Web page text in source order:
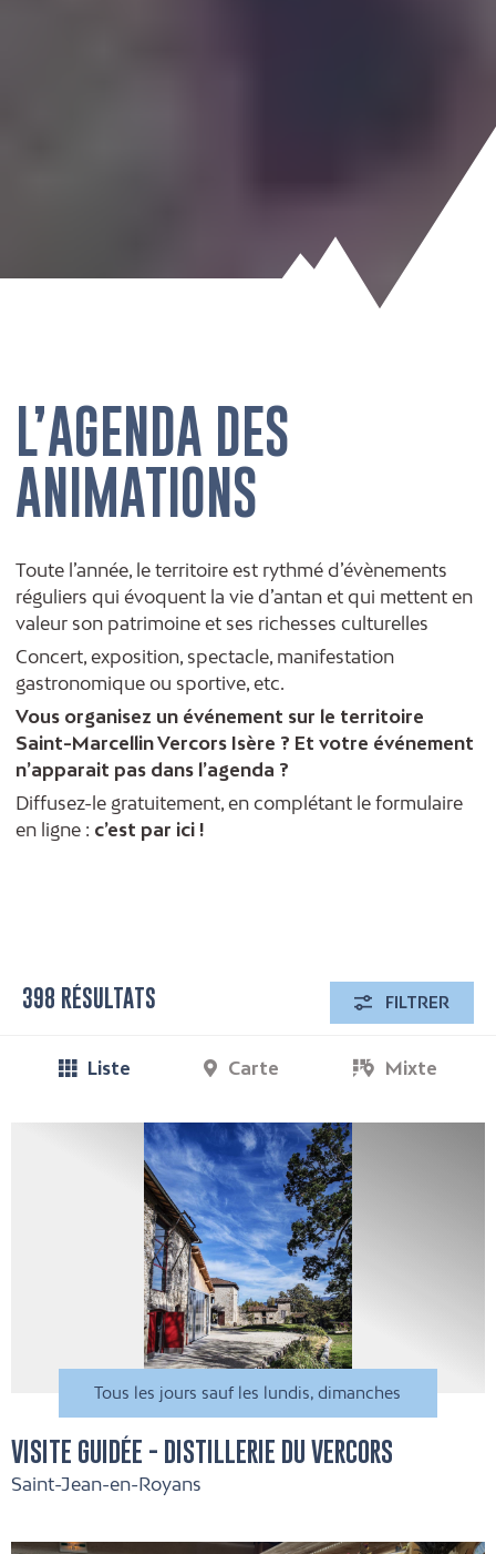
L’AGENDA DES
ANIMATIONS
Toute l’année, le territoire est rythmé d’évènements
réguliers qui évoquent la vie d’antan et qui mettent en
valeur son patrimoine et ses richesses culturelles
Concert, exposition, spectacle, manifestation
gastronomique ou sportive, etc.
Vous organisez un événement sur le territoire
Saint-Marcellin Vercors Isère ? Et votre événement
n’apparait pas dans l’agenda ?
Diffusez-le gratuitement, en complétant le formulaire
en ligne : c’est par ici !
398 RÉSULTATS FILTRER
Liste Carte Mixte
Tous les jours sauf les lundis, dimanches
VISITE GUIDÉE - DISTILLERIE DU VERCORS
Saint-Jean-en-Royans